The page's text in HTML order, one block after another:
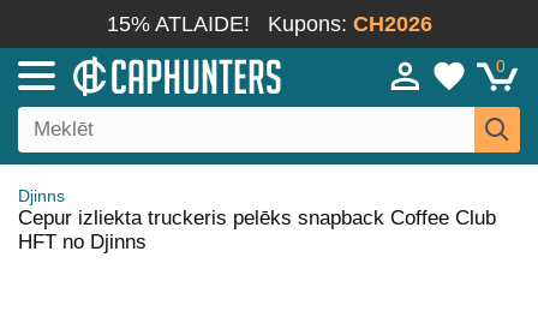
15% ATLAIDE! Kupons: CH2026
0
Djinns
Cepur izliekta truckeris pelēks snapback Coffee Club
HFT no Djinns